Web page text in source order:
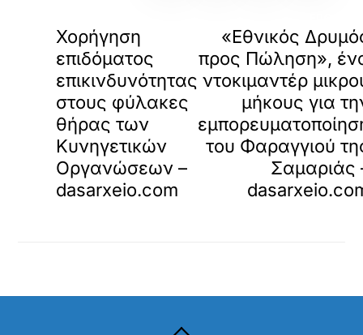
Χορήγηση
επιδόματος
επικινδυνότητας
στους φύλακες
θήρας των
Κυνηγετικών
Οργανώσεων –
dasarxeio.com
«Εθνικός
προς Πώληση»,
ντοκιμαντέρ
μήκους για
του Φαραγγιού
Σαμαριάς